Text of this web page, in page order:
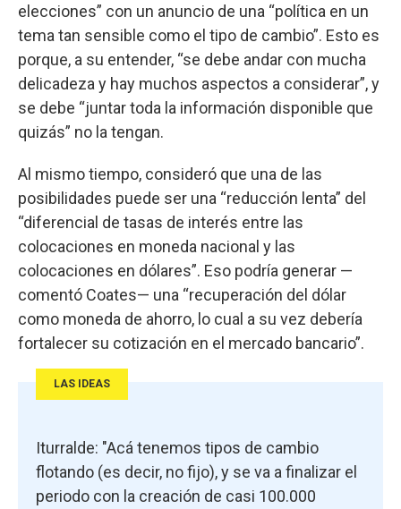
elecciones” con un anuncio de una “política en un
tema tan sensible como el tipo de cambio”. Esto es
porque, a su entender, “se debe andar con mucha
delicadeza y hay muchos aspectos a considerar”, y
se debe “juntar toda la información disponible que
quizás” no la tengan.
Al mismo tiempo, consideró que una de las
posibilidades puede ser una “reducción lenta” del
“diferencial de tasas de interés entre las
colocaciones en moneda nacional y las
colocaciones en dólares”. Eso podría generar —
comentó Coates— una “recuperación del dólar
como moneda de ahorro, lo cual a su vez debería
fortalecer su cotización en el mercado bancario”.
LAS IDEAS
Iturralde: "Acá tenemos tipos de cambio
flotando (es decir, no fijo), y se va a finalizar el
periodo con la creación de casi 100.000